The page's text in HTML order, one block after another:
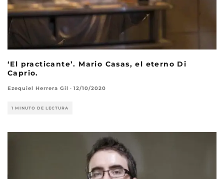
‘El practicante’. Mario Casas, el eterno Di
Caprio.
Ezequiel Herrera Gil · 12/10/2020
1 MINUTO DE LECTURA